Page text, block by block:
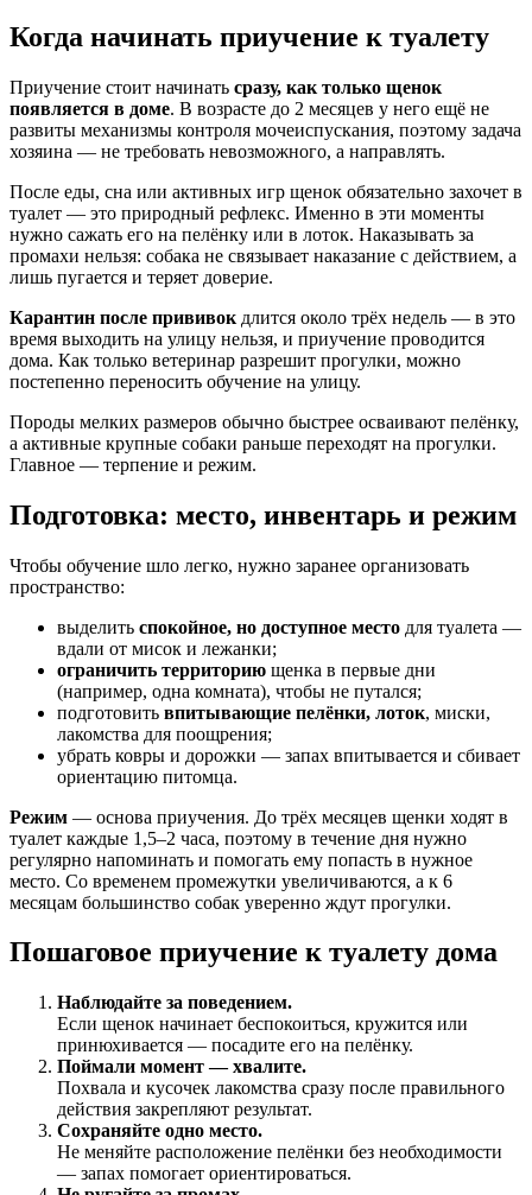
Когда начинать приучение к туалету
Приучение стоит начинать сразу, как только щенок
появляется в доме. В возрасте до 2 месяцев у него ещё не
развиты механизмы контроля мочеиспускания, поэтому задача
хозяина — не требовать невозможного, а направлять.
После еды, сна или активных игр щенок обязательно захочет в
туалет — это природный рефлекс. Именно в эти моменты
нужно сажать его на пелёнку или в лоток. Наказывать за
промахи нельзя: собака не связывает наказание с действием, а
лишь пугается и теряет доверие.
Карантин после прививок длится около трёх недель — в это
время выходить на улицу нельзя, и приучение проводится
дома. Как только ветеринар разрешит прогулки, можно
постепенно переносить обучение на улицу.
Породы мелких размеров обычно быстрее осваивают пелёнку,
а активные крупные собаки раньше переходят на прогулки.
Главное — терпение и режим.
Подготовка: место, инвентарь и режим
Чтобы обучение шло легко, нужно заранее организовать
пространство:
выделить спокойное, но доступное место для туалета —
вдали от мисок и лежанки;
ограничить территорию щенка в первые дни
(например, одна комната), чтобы не путался;
подготовить впитывающие пелёнки, лоток, миски,
лакомства для поощрения;
убрать ковры и дорожки — запах впитывается и сбивает
ориентацию питомца.
Режим — основа приучения. До трёх месяцев щенки ходят в
туалет каждые 1,5–2 часа, поэтому в течение дня нужно
регулярно напоминать и помогать ему попасть в нужное
место. Со временем промежутки увеличиваются, а к 6
месяцам большинство собак уверенно ждут прогулки.
Пошаговое приучение к туалету дома
Наблюдайте за поведением.
Если щенок начинает беспокоиться, кружится или
принюхивается — посадите его на пелёнку.
Поймали момент — хвалите.
Похвала и кусочек лакомства сразу после правильного
действия закрепляют результат.
Сохраняйте одно место.
Не меняйте расположение пелёнки без необходимости
— запах помогает ориентироваться.